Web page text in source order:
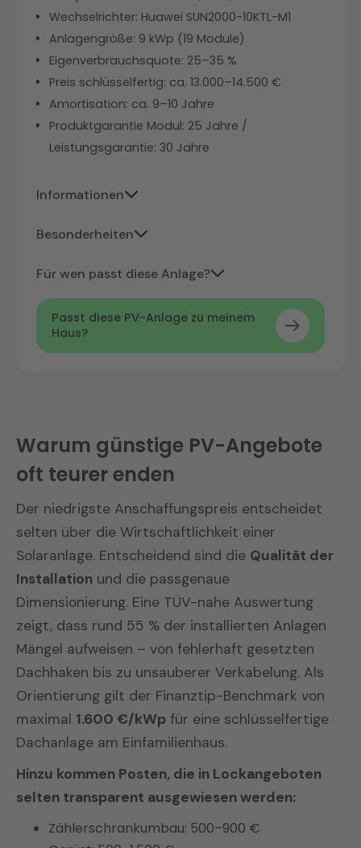
Wechselrichter: Huawei SUN2000-10KTL-M1
Anlagengröße: 9 kWp (19 Module)
Eigenverbrauchsquote: 25–35 %
Preis schlüsselfertig: ca. 13.000–14.500 €
Amortisation: ca. 9–10 Jahre
Produktgarantie Modul: 25 Jahre /
Leistungsgarantie: 30 Jahre
Informationen
% und ermöglicht über dieFusionSolar-
Appeine detaillierte
Ertragsüberwachung in Echtzeit. Wer
später einen Speicher nachrüsten
1.500–2.000 €. Das Hi-MO X10 wurde
von NREL im Oktober 2024 mit einem
Weltrekord-Wirkungsgrad von 25,4 % für
ein Einzelmodul zertifiziert; Serienmodule
liefern 23,3–24,5 % im
Wohnhaussegment.
Besonderheiten
diesem Vergleich und erlaubt eine
kompaktere Dachbelegung als TOPCon-
Module – bei vergleichbarem
Konfiguration ist im Enter-Portfolio
verfügbar.
Für wen passt diese Anlage?
Hausbesitzer mitkleinerer oder
ungünstig geschnittener
, die maximale Leistung
unmittelbaren Speicherbedarf
Bauherren, die auf bewährte
Huawei-Systemintegration
FusionSolar-Monitoring setzen
Hausbesitzer
außerhalb stark
hagelgefährdeter Regionen– die
25-mm-Hagelzertifizierung
entspricht dem IEC-Standard; in
Bayern und Baden-Württemberg
empfehlen wir AIKO mit 40-mm-
Zertifizierung
Passt diese PV-Anlage zu meinem
Haus?
Warum günstige PV-Angebote
oft teurer enden
Der niedrigste Anschaffungspreis entscheidet
selten über die Wirtschaftlichkeit einer
Solaranlage. Entscheidend sind die Qualität der
Installation und die passgenaue
Dimensionierung. Eine TÜV-nahe Auswertung
zeigt, dass rund 55 % der installierten Anlagen
Mängel aufweisen – von fehlerhaft gesetzten
Dachhaken bis zu unsauberer Verkabelung. Als
Orientierung gilt der Finanztip-Benchmark von
maximal 1.600 €/kWp für eine schlüsselfertige
Dachanlage am Einfamilienhaus.
Hinzu kommen Posten, die in Lockangeboten
selten transparent ausgewiesen werden:
Zählerschrankumbau: 500–900 €